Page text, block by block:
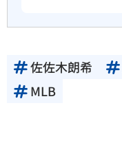
佐佐木朗希
MLB